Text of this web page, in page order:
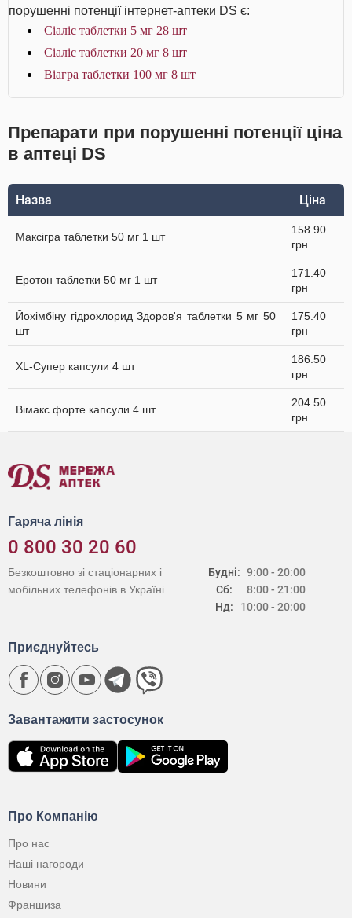
порушенні потенції інтернет-аптеки DS є:
Сіаліс таблетки 5 мг 28 шт
Сіаліс таблетки 20 мг 8 шт
Віагра таблетки 100 мг 8 шт
Препарати при порушенні потенції ціна
в аптеці DS
Назва Ціна
Максігра таблетки 50 мг 1 шт
158.90
грн
Еротон таблетки 50 мг 1 шт
171.40
грн
Йохімбіну гідрохлорид Здоров'я таблетки 5 мг 50
шт
175.40
грн
XL-Супер капсули 4 шт
186.50
грн
Вімакс форте капсули 4 шт
204.50
грн
Гаряча лінія
0 800 30 20 60
Будні:
Сб:
Нд:
9:00 - 20:00
8:00 - 21:00
10:00 - 20:00
Безкоштовно зі стаціонарних і
мобільних телефонів в Україні
Про Компанію
Про нас
Наші нагороди
Новини
Франшиза
Завантажити застосунок
Приєднуйтесь